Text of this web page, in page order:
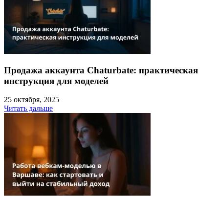
Продажа аккаунта Chaturbate: практическая
инструкция для моделей
25 октября, 2025
Читать дальше